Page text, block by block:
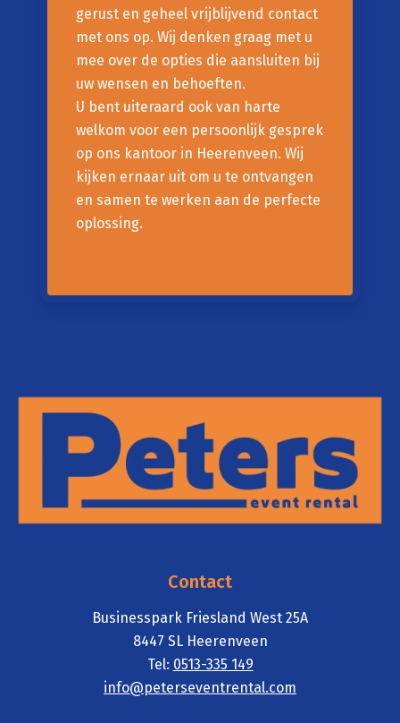
gerust en geheel vrijblijvend contact
met ons op. Wij denken graag met u
mee over de opties die aansluiten bij
uw wensen en behoeften.
U bent uiteraard ook van harte
welkom voor een persoonlijk gesprek
op ons kantoor in Heerenveen. Wij
kijken ernaar uit om u te ontvangen
en samen te werken aan de perfecte
oplossing.
Contact
Businesspark Friesland West 25A
8447 SL Heerenveen
Tel: 0513-335 149
info@peterseventrental.com